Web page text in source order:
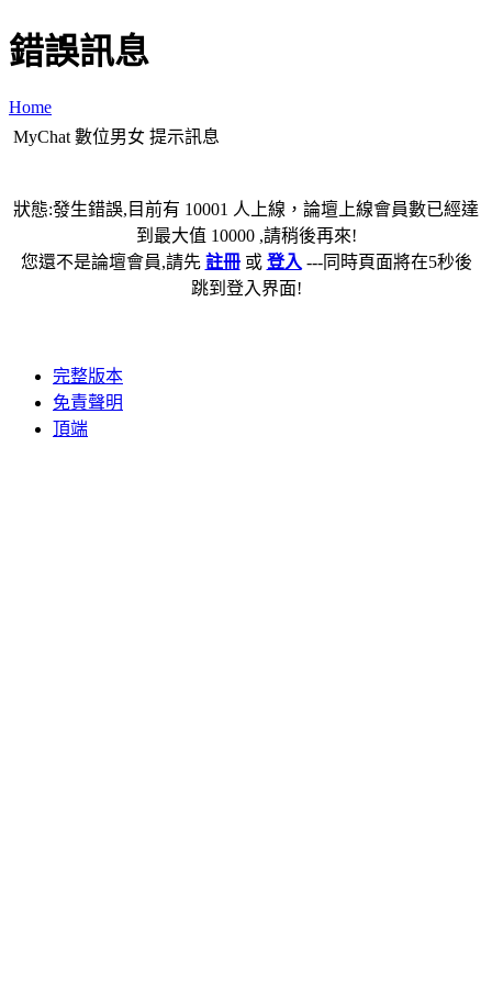
錯誤訊息
Home
MyChat 數位男女 提示訊息
狀態:發生錯誤,目前有 10001 人上線，論壇上線會員數已經達
到最大值 10000 ,請稍後再來!
您還不是論壇會員,請先 註冊或 登入 ---同時頁面將在5秒後
跳到登入界面!
完整版本
免責聲明
頂端